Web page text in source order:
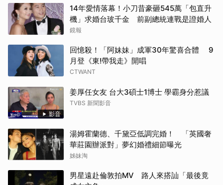
14年愛情落幕！小刀昔豪砸545萬「包直升
機」求婚台玻千金 前副總統連戰是證婚人
鏡報
回憶殺！「阿妹妹」成軍30年驚喜合體 9
月登《東!帶我走》開唱
CTWANT
影音
姜厚任女友 台大3碩士1博士 學霸身分惹議
TVBS 新聞影音
湯姆霍蘭德、千黛亞低調完婚！ 「英國奢
華莊園辦派對」夢幻婚禮細節曝光
姊妹淘
男星遠赴倫敦拍MV 路人來搭訕「最後竟